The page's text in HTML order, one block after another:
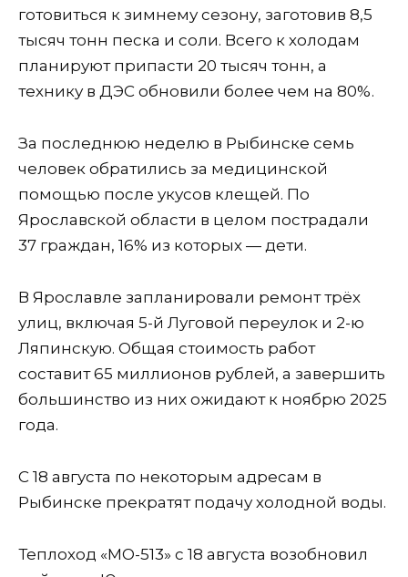
готовиться к зимнему сезону, заготовив 8,5
тысяч тонн песка и соли. Всего к холодам
планируют припасти 20 тысяч тонн, а
технику в ДЭС обновили более чем на 80%.
За последнюю неделю в Рыбинске семь
человек обратились за медицинской
помощью после укусов клещей. По
Ярославской области в целом пострадали
37 граждан, 16% из которых — дети.
В Ярославле запланировали ремонт трёх
улиц, включая 5-й Луговой переулок и 2-ю
Ляпинскую. Общая стоимость работ
составит 65 миллионов рублей, а завершить
большинство из них ожидают к ноябрю 2025
года.
С 18 августа по некоторым адресам в
Рыбинске прекратят подачу холодной воды.
Теплоход «МО-513» с 18 августа возобновил